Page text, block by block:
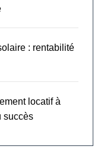
: rentabilité
locatif à
succès